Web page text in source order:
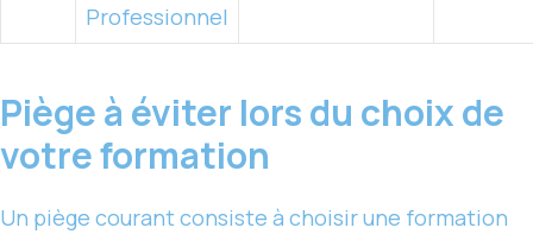
Professionnel
Piège à éviter lors du choix de
votre formation
Un piège courant consiste à choisir une formation